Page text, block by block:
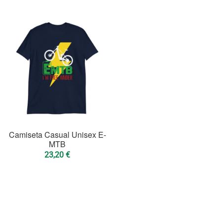
Camiseta Casual Unisex E-
MTB
23,20 €